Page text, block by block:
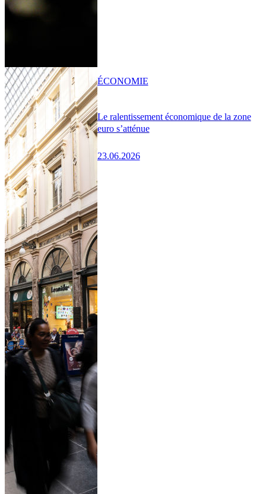
Le ralentissement économique de la zone
euro s’atténue
23.06.2026
ÉCONOMIE